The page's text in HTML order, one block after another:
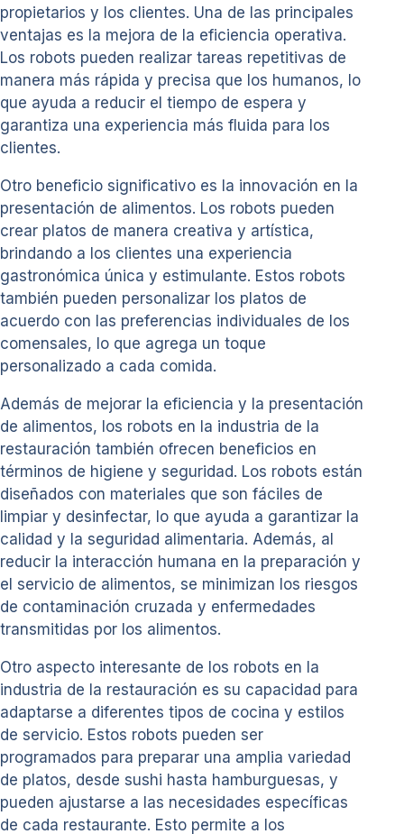
propietarios y los clientes. Una de las principales
ventajas es la mejora de la eficiencia operativa.
Los robots pueden realizar tareas repetitivas de
manera más rápida y precisa que los humanos, lo
que ayuda a reducir el tiempo de espera y
garantiza una experiencia más fluida para los
clientes.
Otro beneficio significativo es la innovación en la
presentación de alimentos. Los robots pueden
crear platos de manera creativa y artística,
brindando a los clientes una experiencia
gastronómica única y estimulante. Estos robots
también pueden personalizar los platos de
acuerdo con las preferencias individuales de los
comensales, lo que agrega un toque
personalizado a cada comida.
Además de mejorar la eficiencia y la presentación
de alimentos, los robots en la industria de la
restauración también ofrecen beneficios en
términos de higiene y seguridad. Los robots están
diseñados con materiales que son fáciles de
limpiar y desinfectar, lo que ayuda a garantizar la
calidad y la seguridad alimentaria. Además, al
reducir la interacción humana en la preparación y
el servicio de alimentos, se minimizan los riesgos
de contaminación cruzada y enfermedades
transmitidas por los alimentos.
Otro aspecto interesante de los robots en la
industria de la restauración es su capacidad para
adaptarse a diferentes tipos de cocina y estilos
de servicio. Estos robots pueden ser
programados para preparar una amplia variedad
de platos, desde sushi hasta hamburguesas, y
pueden ajustarse a las necesidades específicas
de cada restaurante. Esto permite a los